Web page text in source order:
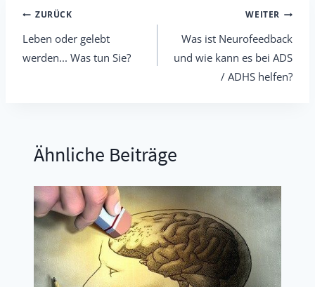
Beitrags-
Navigation
ZURÜCK
Leben oder gelebt
werden... Was tun Sie?
WEITER
Was ist Neurofeedback
und wie kann es bei ADS
/ ADHS helfen?
Ähnliche Beiträge